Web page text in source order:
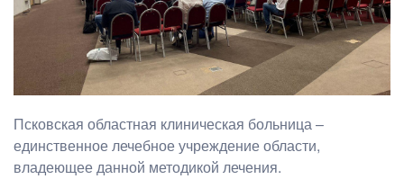
Псковская областная клиническая больница –
единственное лечебное учреждение области,
владеющее данной методикой лечения.